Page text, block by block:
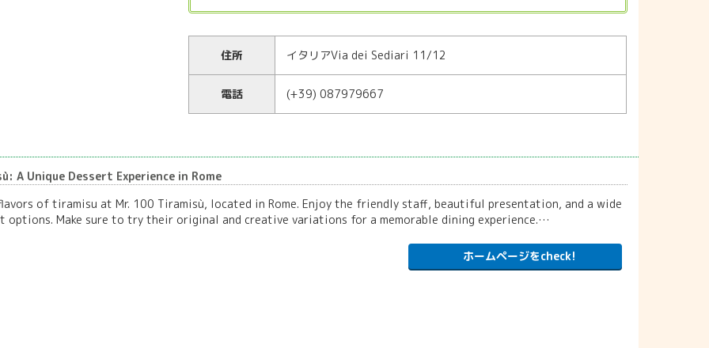
住所 イタリアVia dei Sediari 11/12
電話 (+39) 087979667
A Unique Dessert Experience in Rome
of tiramisu at Mr. 100 Tiramisù, located in Rome. Enjoy the friendly staff, beautiful presentation, and a wide
options. Make sure to try their original and creative variations for a memorable dining experience.…
ホームページをcheck!